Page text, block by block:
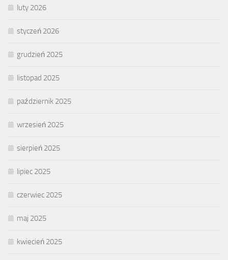
luty 2026
styczeń 2026
grudzień 2025
listopad 2025
październik 2025
wrzesień 2025
sierpień 2025
lipiec 2025
czerwiec 2025
maj 2025
kwiecień 2025